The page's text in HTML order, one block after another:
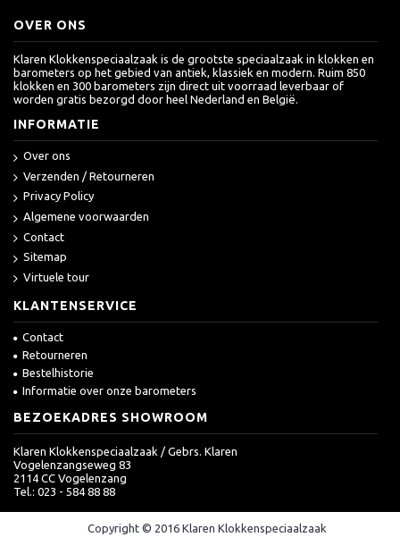
OVER ONS
Klaren Klokkenspeciaalzaak is de grootste speciaalzaak in klokken en
barometers op het gebied van antiek, klassiek en modern. Ruim 850
klokken en 300 barometers zijn direct uit voorraad leverbaar of
worden gratis bezorgd door heel Nederland en België.
INFORMATIE
Over ons
Verzenden / Retourneren
Privacy Policy
Algemene voorwaarden
Contact
Sitemap
Virtuele tour
KLANTENSERVICE
Contact
Retourneren
Bestelhistorie
Informatie over onze barometers
BEZOEKADRES SHOWROOM
Klaren Klokkenspeciaalzaak / Gebrs. Klaren
Vogelenzangseweg 83
2114 CC Vogelenzang
Tel.: 023 - 584 88 88
Copyright © 2016 Klaren Klokkenspeciaalzaak